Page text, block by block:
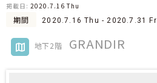
掲載日: 2020.7.16 Thu
期間 2020.7.16 Thu - 2020.7.31
地下2階 GRANDIR